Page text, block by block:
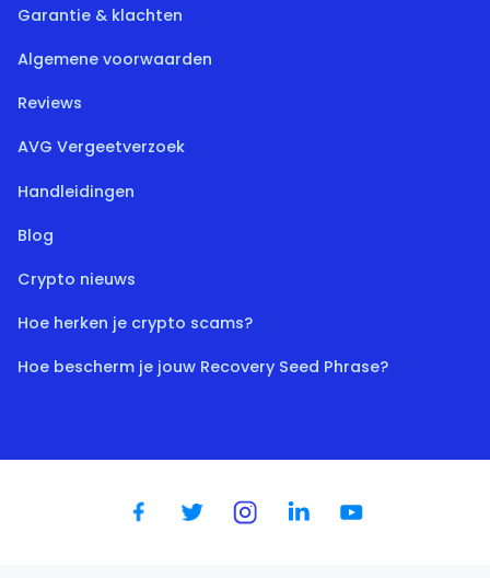
Garantie & klachten
Algemene voorwaarden
Reviews
AVG Vergeetverzoek
Handleidingen
Blog
Crypto nieuws
Hoe herken je crypto scams?
Hoe bescherm je jouw Recovery Seed Phrase?